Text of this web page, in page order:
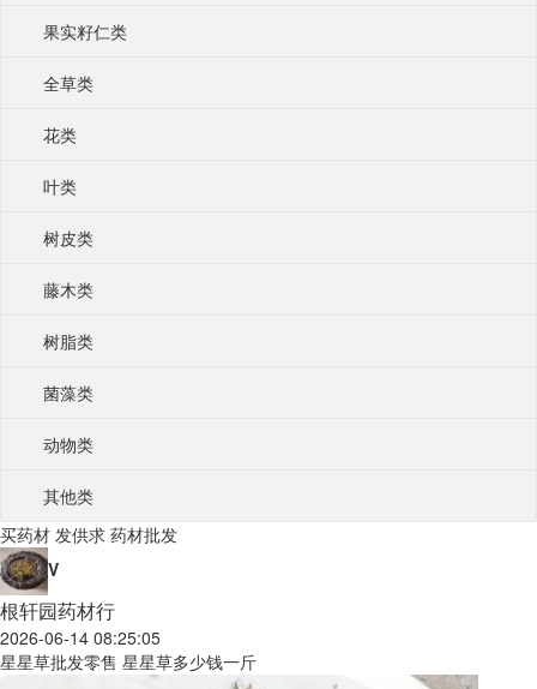
果实籽仁类
全草类
花类
叶类
树皮类
藤木类
树脂类
菌藻类
动物类
其他类
买药材 发供求 药材批发
V
根轩园药材行
2026-06-14 08:25:05
星星草批发零售 星星草多少钱一斤